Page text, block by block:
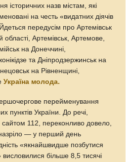
історичних назв містам, які
на честь «видатних діячів
Йдеться передусім про Артемівськ
області, Артемівськ, Артемове,
на Донеччині,
та Дніпродзержинськ на
на Рівненщині,
Україна молода.
перейменування
пунктів України. До речі,
112, переконливо довело,
— у перший день
«якнайшвидше позбутися
більше 8,5 тисячi